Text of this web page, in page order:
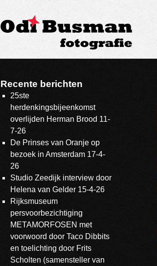
Recente berichten
25ste
herdenkingsbijeenkomst
overlijden Herman Brood 11-
7-26
De Prinses van Oranje op
bezoek in Amsterdam 17-4-
26
Studio Zeedijk interview door
Helena van Gelder 15-4-26
Rijksmuseum
persvoorbezichtiging
METAMORFOSEN met
voorwoord door Taco Dibbits
en toelichting door Frits
Scholten (samensteller van